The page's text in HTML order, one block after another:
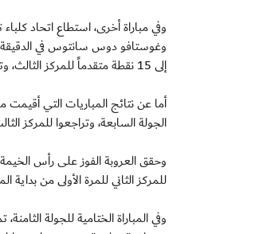
إلى 15 نقطة متقدماً للمركز الثالث، وتجمد رصيد مصفوت عند 10 نقاط بالمركز السابع.
أما عن نتائج المباريات التي
الجولة السابعة، وتراجعوا للمركز الثالث برصيد 16 نقطة، فيما وصل العربي للنقطة 4
للمركز الثاني للمرة الأولى من بداية المسابقة وله 16 نقطة، أما رأس الخيمة فتجمد رصيده في المركز
وفي المباراة الختامية للجولة